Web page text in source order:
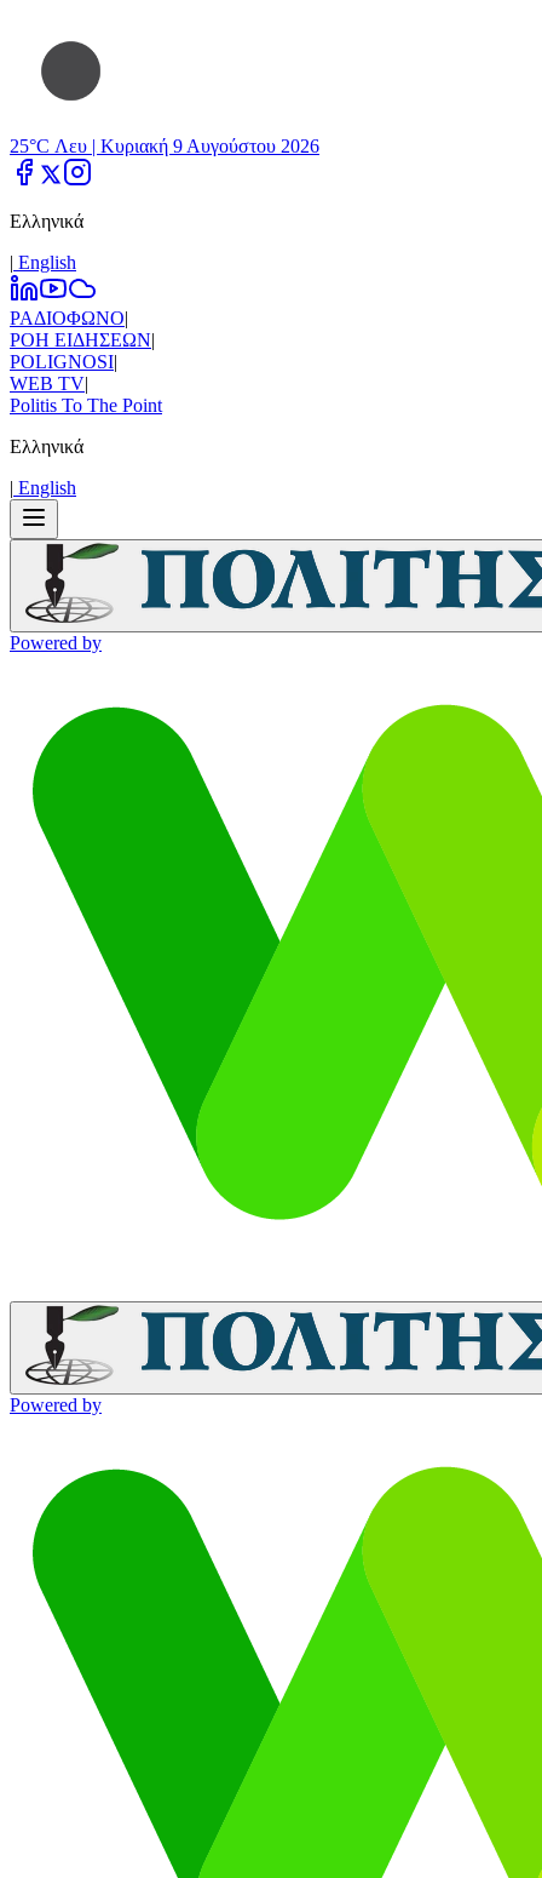
25°C Λευ | Κυριακή 9 Αυγούστου 2026
Ελληνικά
| Εnglish
ΡΑΔΙΟΦΩΝΟ|
ΡΟΗ ΕΙΔΗΣΕΩΝ|
POLIGNOSI|
WEB TV|
Politis To The Point
Ελληνικά
| Εnglish
Powered by
Powered by